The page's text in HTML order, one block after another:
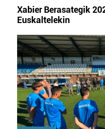
Xabier Berasategik
Euskaltelekin